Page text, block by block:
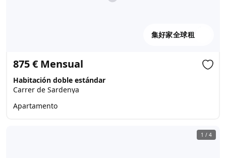
集好家全球租
875 € Mensual
Habitación doble estándar
Carrer de Sardenya
Apartamento
1 / 4